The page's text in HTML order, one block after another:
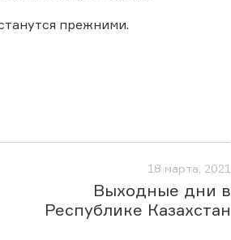
прежними.
18 марта, 2021
Выходные дни в
Республике Казахстан